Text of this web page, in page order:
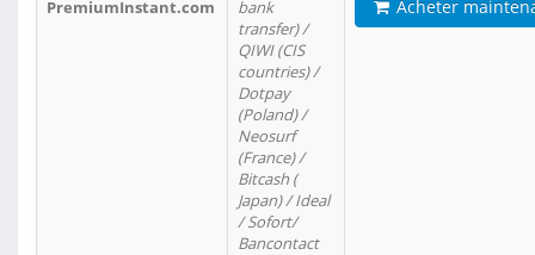
PremiumInstant.com
bank
transfer) /
QIWI (CIS
countries) /
Dotpay
(Poland) /
Neosurf
(France) /
Bitcash (
Japan) / Ideal
/ Sofort/
Bancontact
Acheter